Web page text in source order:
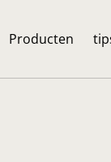
Producten